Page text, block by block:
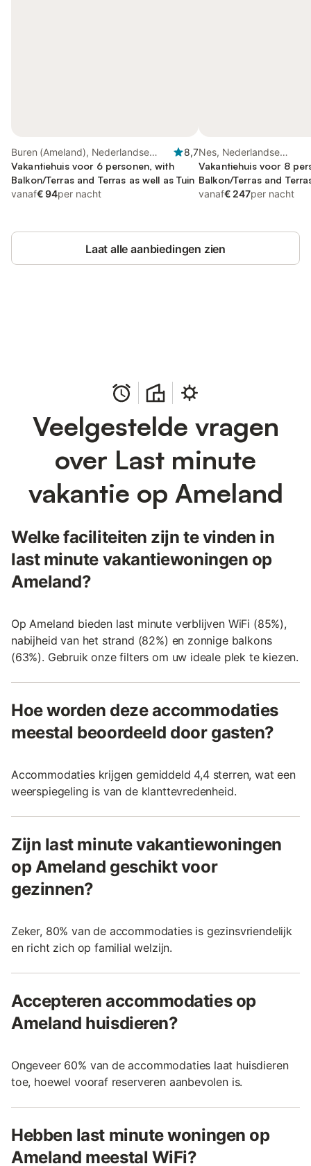
Buren (Ameland), Nederlandse
waddeneilanden
8,7
Vakantiehuis voor 6 personen, with
Balkon/Terras and Terras as well as Tuin
vanaf€ 94per nacht
Nes, Nederlandse
waddeneilanden
Vakantiehuis voor 8
Balkon/Terras and
and Sauna
vanaf€ 247per nacht
Laat alle aanbiedingen zien
Veelgestelde vragen
over Last minute
vakantie op Ameland
Welke faciliteiten zijn te vinden in
last minute vakantiewoningen op
Ameland?
Op Ameland bieden last minute verblijven WiFi (85%),
nabijheid van het strand (82%) en zonnige balkons
(63%). Gebruik onze filters om uw ideale plek te kiezen.
Hoe worden deze accommodaties
meestal beoordeeld door gasten?
Accommodaties krijgen gemiddeld 4,4 sterren, wat een
weerspiegeling is van de klanttevredenheid.
Zijn last minute vakantiewoningen
op Ameland geschikt voor
gezinnen?
Zeker, 80% van de accommodaties is gezinsvriendelijk
en richt zich op familial welzijn.
Accepteren accommodaties op
Ameland huisdieren?
Ongeveer 60% van de accommodaties laat huisdieren
toe, hoewel vooraf reserveren aanbevolen is.
Hebben last minute woningen op
Ameland meestal WiFi?